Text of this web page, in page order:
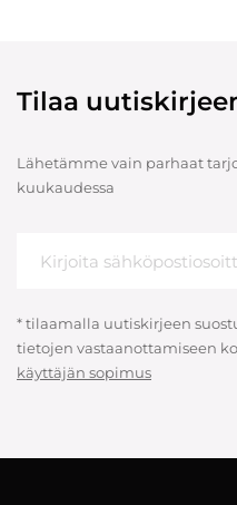
Tilaa
Lähetämme vain parhaat
kuukaudessa
* tilaamalla uutiskirjeen
tietojen vastaanottamiseen
käyttäjän sopimus